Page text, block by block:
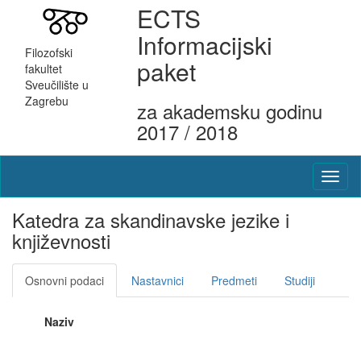
Filozofski
fakultet
Sveučilište u
Zagrebu
ECTS
Informacijski
paket
za akademsku godinu
2017 / 2018
Katedra za skandinavske jezike i
književnosti
Osnovni podaci Nastavnici Predmeti Studiji
Naziv